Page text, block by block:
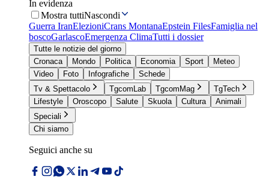
In evidenza
Mostra tuttiNascondi
Guerra IranElezioniCrans MontanaEpstein FilesFamiglia nel
boscoGarlascoEmergenza ClimaTutti i dossier
Tutte le notizie del giorno
Cronaca
Mondo Politica Economia Sport
Meteo
Video
Foto Infografiche
Schede
Tv & Spettacolo
TgcomLab TgcomMag
TgTech
Lifestyle
Oroscopo Salute Skuola Cultura
Animali
Speciali
Chi siamo
Seguici anche su